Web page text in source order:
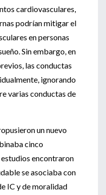
cardiovasculares,
podrían mitigar el
en personas
Sin embargo, en
las conductas
ignorando
varias conductas de
un nuevo
cinco
encontraron
se asociaba con
IC y de moralidad